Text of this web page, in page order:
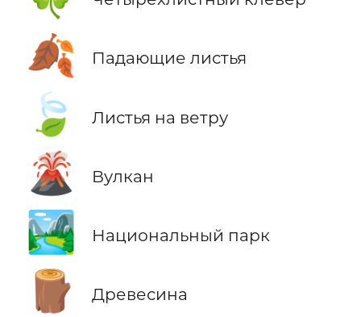
🍂 Падающие листья
🍃 Листья на ветру
🌋 Вулкан
🏞️ Национальный парк
🪵 Древесина